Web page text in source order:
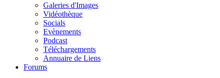
Galeries d'Images
Vidéothèque
Socials
Evènements
Podcast
Téléchargements
Annuaire de Liens
Forums